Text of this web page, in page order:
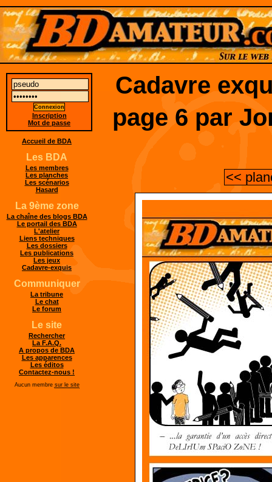
Cadavre
page 6 par
<<
Inscription
Mot de passe
Accueil de BDA
Les BDA
Les membres
Les planches
Les scénarios
Hasard
La 9ème zone
La chaîne des blogs BDA
Le portail des BDA
L'atelier
Liens techniques
Les dossiers
Les publications
Les jeux
Cadavre-exquis
Communiquer
La tribune
Le chat
Le forum
Le site
Rechercher
La F.A.Q.
A propos de BDA
Les apparences
Les éditos
Contactez-nous !
Aucun membre sur le site